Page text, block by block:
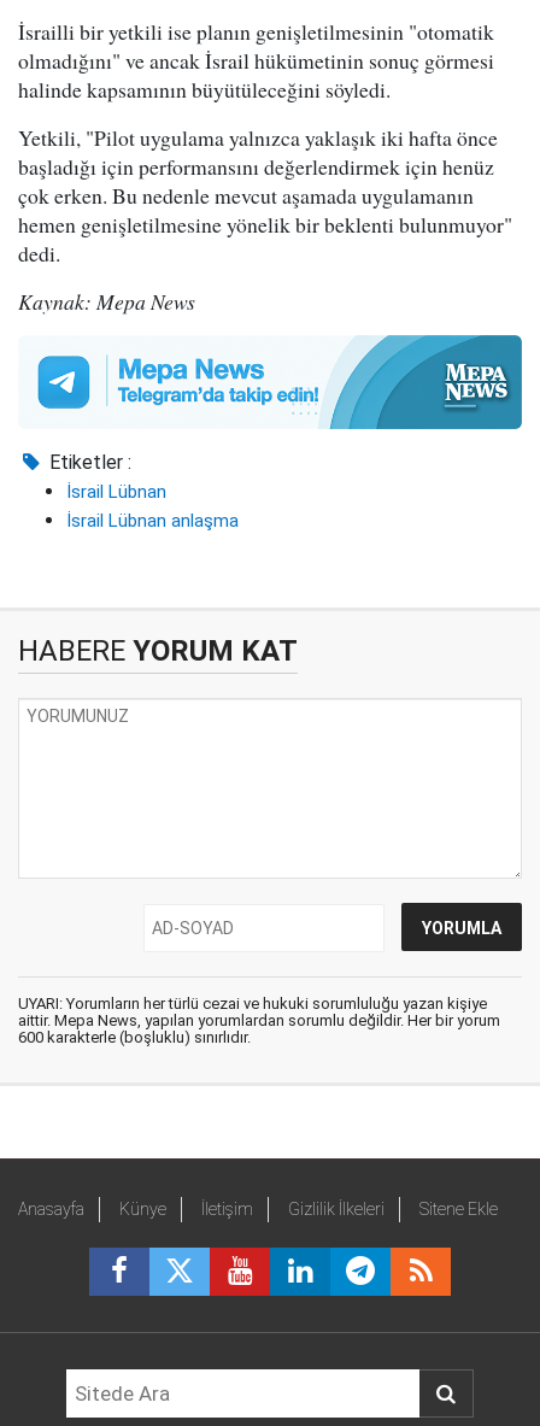
İsrailli bir yetkili ise planın genişletilmesinin "otomatik
olmadığını" ve ancak İsrail hükümetinin sonuç görmesi
halinde kapsamının büyütüleceğini söyledi.
Yetkili, "Pilot uygulama yalnızca yaklaşık iki hafta önce
başladığı için performansını değerlendirmek için henüz
çok erken. Bu nedenle mevcut aşamada uygulamanın
hemen genişletilmesine yönelik bir beklenti bulunmuyor"
dedi.
Kaynak: Mepa News
Etiketler :
İsrail Lübnan
İsrail Lübnan anlaşma
HABERE YORUM KAT
UYARI: Yorumların her türlü cezai ve hukuki sorumluluğu yazan kişiye
aittir. Mepa News, yapılan yorumlardan sorumlu değildir. Her bir yorum
600 karakterle (boşluklu) sınırlıdır.
Anasayfa Künye İletişim Gizlilik İlkeleri Sitene Ekle